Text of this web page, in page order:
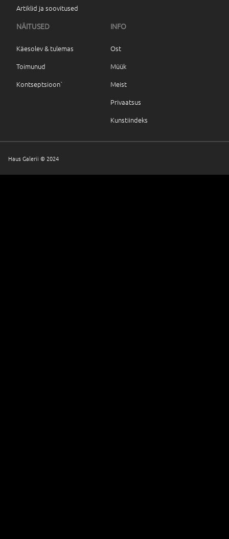
Artiklid ja soovitused
NÄITUSED
Käesolev & tulemas
Toimunud
Kontseptsioon`
INFO
Ost
Müük
Meist
Privaatsus
Kunstiindeks
Haus Galerii © 2024